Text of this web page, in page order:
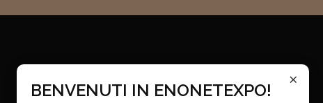
×
BENVENUTI IN ENONETEXPO!